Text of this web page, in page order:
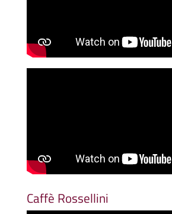
Caffè Rossellini